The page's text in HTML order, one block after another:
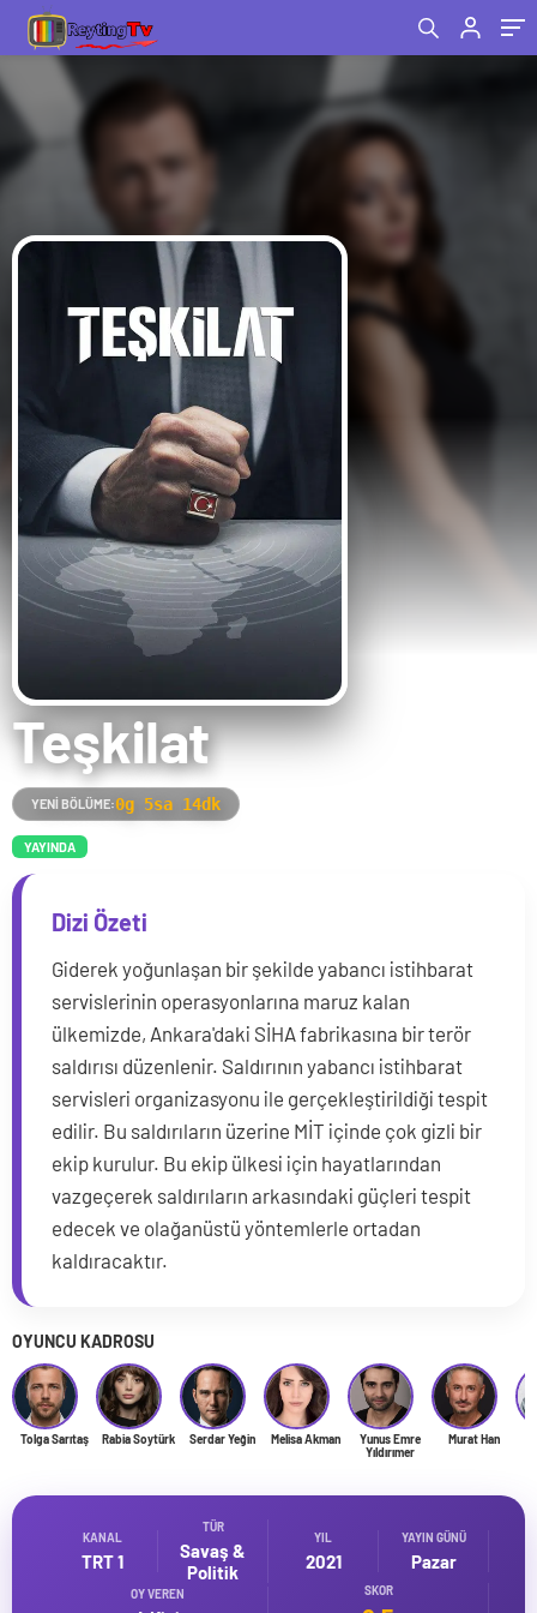
Teşkilat
YENI BÖLÜME:0g 5sa 14dk
YAYINDA
Dizi Özeti
Giderek yoğunlaşan bir şekilde yabancı istihbarat
servislerinin operasyonlarına maruz kalan
ülkemizde, Ankara'daki SİHA fabrikasına bir terör
saldırısı düzenlenir. Saldırının yabancı istihbarat
servisleri organizasyonu ile gerçekleştirildiği tespit
edilir. Bu saldırıların üzerine MİT içinde çok gizli bir
ekip kurulur. Bu ekip ülkesi için hayatlarından
vazgeçerek saldırıların arkasındaki güçleri tespit
edecek ve olağanüstü yöntemlerle ortadan
kaldıracaktır.
OYUNCU KADROSU
Tolga Sarıtaş Rabia Soytürk Serdar Yeğin Melisa Akman
Yunus Emre
Yıldırımer
Murat Han
KANAL
TRT 1
TÜR
Savaş &
Politik
YIL
2021
YAYIN GÜNÜ
Pazar
OY VEREN SKOR